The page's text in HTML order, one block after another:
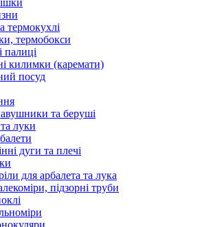
термокухлі
термобокси
палиці
килимки (каремати)
посуд
та беруші
луки
дуги та плечі
для арбалета та лука
підзорні труби